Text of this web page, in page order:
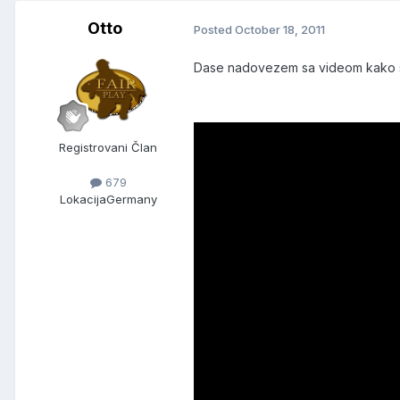
Otto
Registrovani Član
679
LokacijaGermany
Posted October 18, 2011
Dase nadovezem sa videom kako